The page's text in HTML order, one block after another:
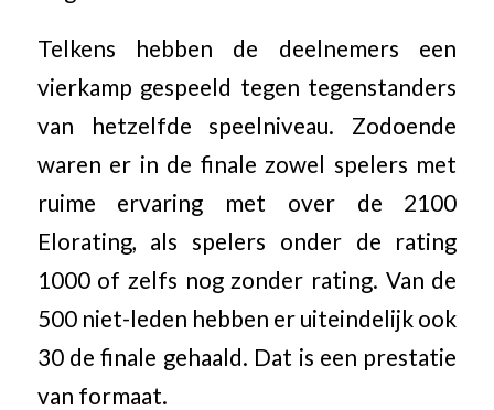
Telkens hebben de deelnemers een
vierkamp gespeeld tegen tegenstanders
van hetzelfde speelniveau. Zodoende
waren er in de finale zowel spelers met
ruime ervaring met over de 2100
Elorating, als spelers onder de rating
1000 of zelfs nog zonder rating. Van de
500 niet-leden hebben er uiteindelijk ook
30 de finale gehaald. Dat is een prestatie
van formaat.